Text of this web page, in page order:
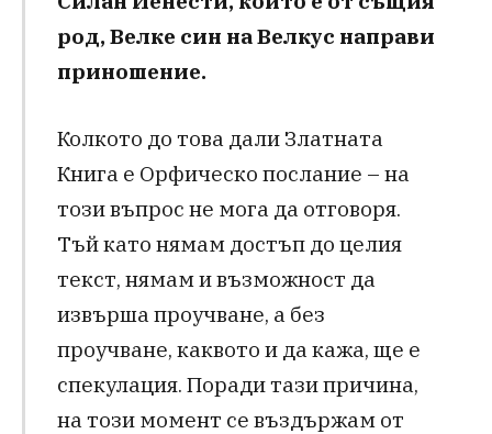
род, Велке син на Велкус направи
приношение.
Колкото до това дали Златната
Книга е Орфическо послание – на
този въпрос не мога да отговоря.
Тъй като нямам достъп до целия
текст, нямам и възможност да
извърша проучване, а без
проучване, каквото и да кажа, ще е
спекулация. Поради тази причина,
на този момент се въздържам от